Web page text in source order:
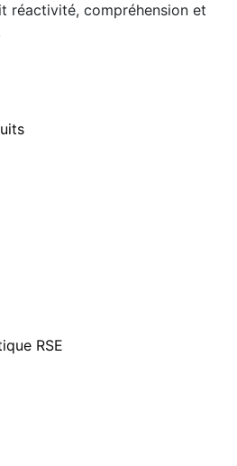
réactivité, compréhension et
RSE